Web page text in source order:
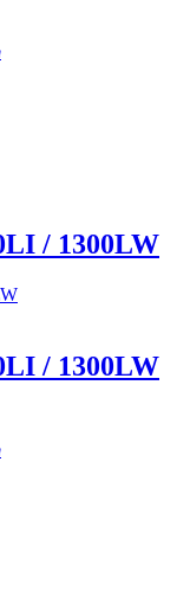
/ 1300LW
/ 1300LW